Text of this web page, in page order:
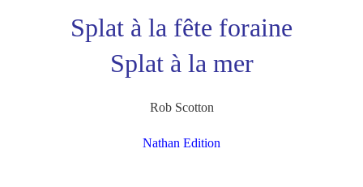
Splat à la fête foraine
Splat à la mer
Rob Scotton
Nathan Edition